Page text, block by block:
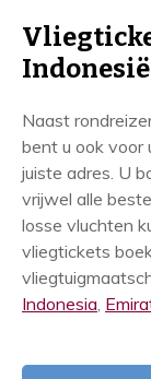
Indonesië
Naast
bent u ook voor
juiste adres. U
vrijwel alle
losse vluchten
vliegtickets
Indonesia